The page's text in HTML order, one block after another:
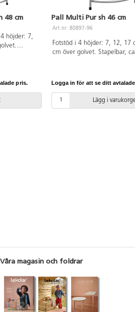
48 cm
höjder: 7,
pris.
Pall Multi Pur sh 46 cm
Art.nr: 80897-96
Fotstöd i 4 höjder: 7, 12, 17
cm över golvet. Stapelbar, ca
Logga in för att se ditt
Lägg i
Våra magasin och foldrar